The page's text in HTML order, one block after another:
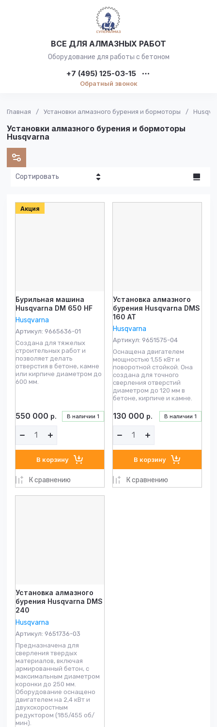
ВСЕ ДЛЯ АЛМАЗНЫХ РАБОТ
Оборудование для работы с бетоном
+7 (495) 125-03-15
Обратный звонок
Главная / Установки алмазного бурения и бормоторы /
Установки алмазного бурения и бормоторы
Husqvarna
Сортировать
Цена -
Акция
Бурильная машина
Husqvarna DM 650 HF
Husqvarna
Артикул: 9665636-01
Создана для тяжелых
строительных работ и
позволяет делать
отверстия в бетоне, камне
или кирпиче диаметром до
600 мм.
В наличии 1
550 000 р.
В корзину
К сравнению
Установка алмазного
бурения Husqvarna DMS
160 AT
Husqvarna
Артикул: 9651575-04
Оснащена двигателем
мощностью 1,55 кВт и
поворотной стойкой. Она
создана для точного
сверления отверстий
диаметром до 120 мм в
бетоне, кирпиче и камне.
В наличии 1
130 000 р.
В корзину
К сравнению
Установка алмазного
бурения Husqvarna DMS
240
Husqvarna
Артикул: 9651736-03
Предназначена для
сверления твердых
материалов, включая
армированный бетон, с
максимальным диаметром
коронки до 250 мм.
Оборудование оснащено
двигателем на 2,4 кВт и
двухскоростным
редуктором (185/455 об/
мин).